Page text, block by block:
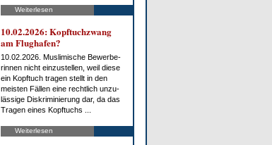
Weiterlesen
10.02.2026: Kopf­tuch­zwang
am Flug­ha­fen?
10.02.2026. Mus­li­mi­sche Be­wer­be­
rin­nen nicht ein­zu­stel­len, weil die­se
ein Kopf­tuch tra­gen stellt in den
meis­ten Fäl­len ei­ne recht­lich un­zu­
läs­si­ge Dis­kri­mi­nie­rung dar, da das
Tra­gen ei­nes Kopf­tuchs ...
Weiterlesen